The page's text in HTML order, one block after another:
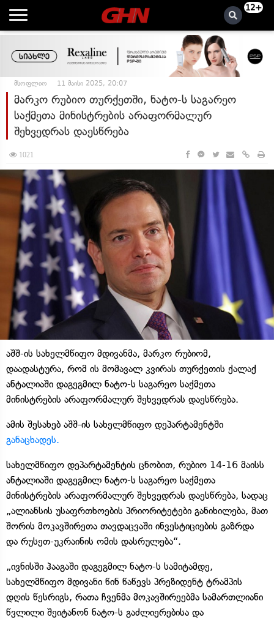
12+
მსოფლიო 11 მაისი 2025, 20:07
მარკო რუბიო თურქეთში, ნატო-ს საგარეო
საქმეთა მინისტრების არაფორმალურ
შეხვედრას დაესწრება
1021
აშშ-ის სახელმწიფო მდივანმა, მარკო რუბიომ,
დაადასტურა, რომ ის მომავალ კვირას თურქეთის ქალაქ
ანტალიაში დაგეგმილ ნატო-ს საგარეო საქმეთა
მინისტრების არაფორმალურ შეხვედრას დაესწრება.
ამის შესახებ აშშ-ის სახელმწიფო დეპარტამენტში
განაცხადეს.
სახელმწიფო დეპარტამენტის ცნობით, რუბიო 14-16 მაისს
ანტალიაში დაგეგმილ ნატო-ს საგარეო საქმეთა
მინისტრების არაფორმალურ შეხვედრას დაესწრება, სადაც
„ალიანსის უსაფრთხოების პრიორიტეტები განიხილება, მათ
შორის მოკავშირეთა თავდაცვაში ინვესტიციების გაზრდა
და რუსეთ-უკრაინის ომის დასრულება“.
„ივნისში ჰააგაში დაგეგმილ ნატო-ს სამიტამდე,
სახელმწიფო მდივანი წინ წაწევს პრეზიდენტ ტრამპის
დღის წესრიგს, რათა ჩვენმა მოკავშირეებმა სამართლიანი
წვლილი შეიტანონ ნატო-ს გაძლიერებისა და